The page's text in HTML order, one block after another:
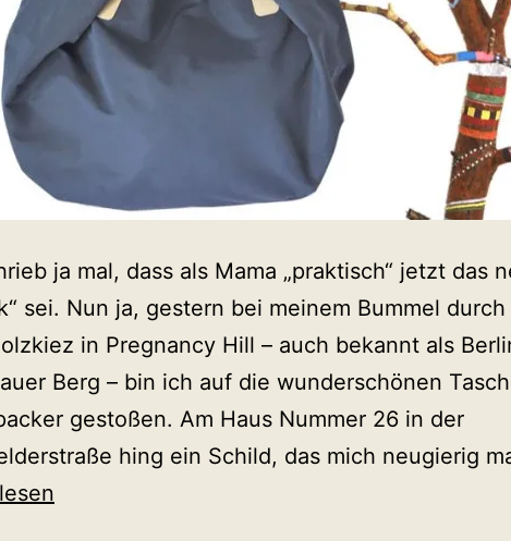
ja mal, dass als Mama „praktisch“ jetzt das
sei. Nun ja, gestern bei meinem Bummel
in Pregnancy Hill – auch bekannt als
Berg – bin ich auf die wunderschönen
gestoßen. Am Haus Nummer 26 in der
hing ein Schild, das mich neugierig